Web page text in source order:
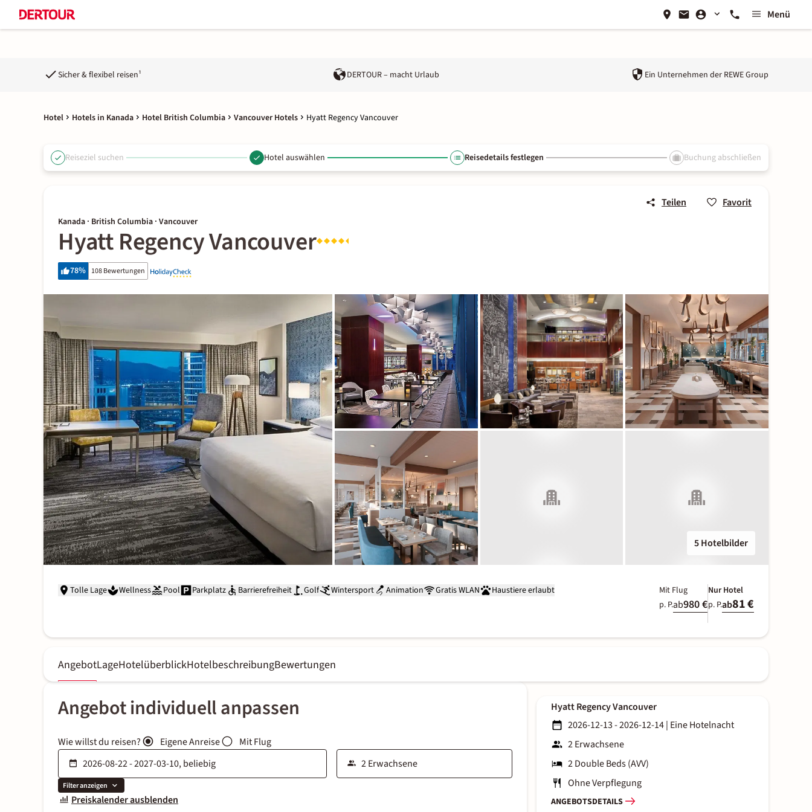
Menü
Sicher & flexibel reisen¹ DERTOUR – macht Urlaub Ein Unternehmen der REWE Group
Hotel Hotels in Kanada Hotel British Columbia Vancouver Hotels Hyatt Regency Vancouver
Reiseziel suchen Hotel auswählen Reisedetails festlegen Buchung abschließen
Teilen Favorit
Kanada · British Columbia · Vancouver
Hyatt Regency Vancouver
78% 108 Bewertungen
5 Hotelbilder
Tolle Lage Wellness Pool Parkplatz Barrierefreiheit Golf Wintersport Animation Gratis WLAN Haustiere erlaubt
Mit Flug
p. P.ab980 €
Nur Hotel
p. P.ab81 €
AngebotLageHotelüberblickHotelbeschreibungBewertungen
Angebot individuell anpassen
Wie willst du reisen? Eigene Anreise Mit Flug
Filter anzeigen
Preiskalender ausblenden
Hyatt Regency Vancouver
2026-12-13 - 2026-12-14| Eine Hotelnacht
2 Erwachsene
2 Double Beds (AVV)
Ohne Verpflegung
ANGEBOTSDETAILS